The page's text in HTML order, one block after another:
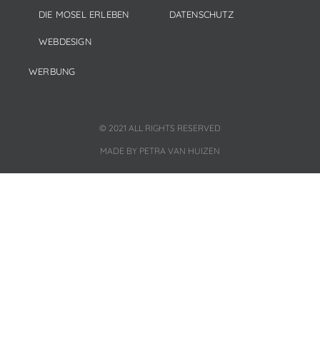
DIE MOSEL ERLEBEN DATENSCHUTZ
WEBDESIGN
WERBUNG
© 2021 ALL RIGHTS RESERVED
MADE BY PETRA VAN HUIZEN